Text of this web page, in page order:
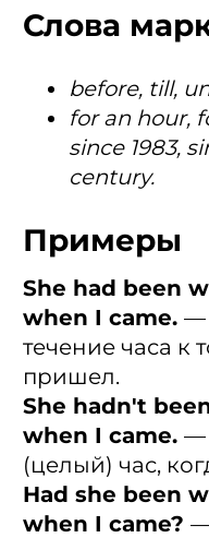
Слова
before, till,
for an hour,
since 1983,
century.
Примеры
She had been
when I came. —
течение часа к
пришел.
She hadn't
when I came. —
(целый) час,
Had she been
when I came?